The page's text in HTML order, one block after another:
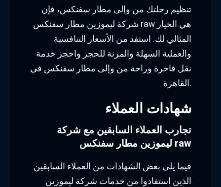
تنظيم رحلتك من وإلى مطار سفنكس، فإن
شركة ليموزين مطار سفنكس raw هي الخيار
المثالي لك. استفد من الأسعار التنافسية
والعملية السهلة والمرنة للحجز واحجز خدمة
نقل فاخرة وراحة من وإلى مطار سفنكس في
القاهرة.
شهادات العملاء
تجارب العملاء السابقين مع شركة
ليموزين مطار سفنكس raw
فيما يلي بعض الشهادات من العملاء السابقين
الذين استفادوا من خدمات شركة ليموزين